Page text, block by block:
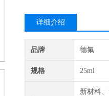
详细介绍
品牌 德氟
规格 25ml
新材料